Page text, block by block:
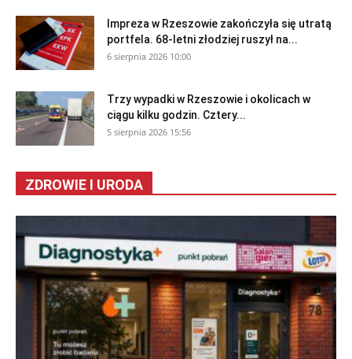
Impreza w Rzeszowie zakończyła się utratą
portfela. 68-letni złodziej ruszył na...
6 sierpnia 2026 10:00
Trzy wypadki w Rzeszowie i okolicach w
ciągu kilku godzin. Cztery...
5 sierpnia 2026 15:56
ZDROWIE I URODA